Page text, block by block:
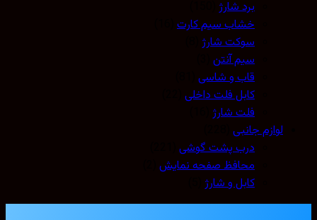
برد شارژ(150)
خشاب سیم کارت(16)
سوکت شارژ(8)
سیم آنتن(3)
قاب و شاسی(81)
کابل فلت داخلی(22)
فلت شارژ(16)
لوازم جانبی(228)
درب پشت گوشی(221)
محافظ صفحه نمایش(2)
کابل و شارژ(5)